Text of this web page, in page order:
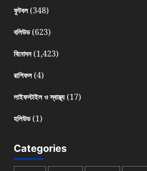
ফুটবল(348)
বলিউড(623)
বিনোদন(1,423)
রাশিফল(4)
লাইফস্টাইল ও স্বাস্থ্য(17)
হলিউড(1)
Categories